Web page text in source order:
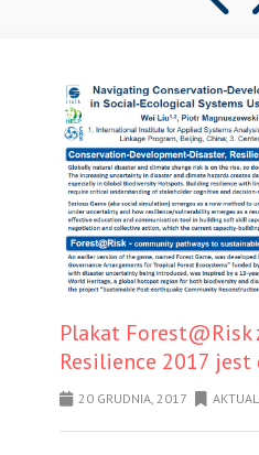
Plakat Forest@Risk
Resilience 2017
20 GRUDNIA, 2017